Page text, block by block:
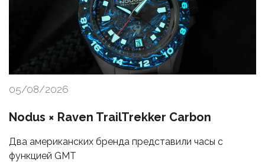
05/08/2026
Nodus × Raven TrailTrekker Carbon
Два американских бренда представили часы с
функцией GMT